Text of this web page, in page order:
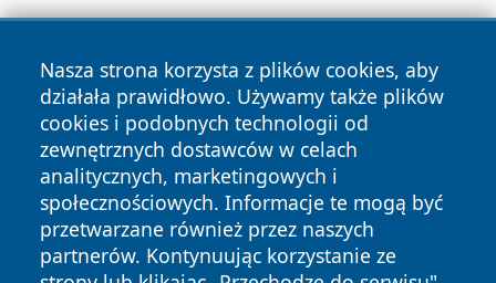
Nasza strona korzysta z plików cookies, aby
działała prawidłowo. Używamy także plików
cookies i podobnych technologii od
zewnętrznych dostawców w celach
analitycznych, marketingowych i
społecznościowych. Informacje te mogą być
przetwarzane również przez naszych
partnerów. Kontynuując korzystanie ze
Copyright © 2026 tarnowskie24.pl Wszystkie prawa
zastrzeżone.
News Autorzy
Polityka
Polityka